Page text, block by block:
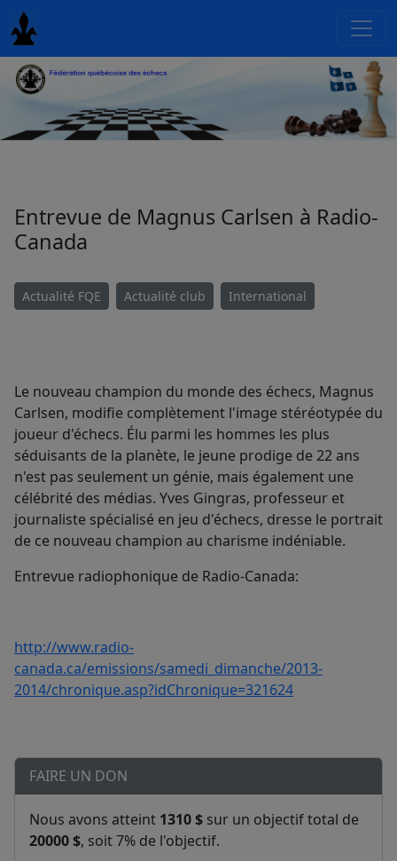
Entrevue de Magnus Carlsen à Radio-
Canada
Actualité FQE Actualité club International
Le nouveau champion du monde des échecs, Magnus
Carlsen, modifie complètement l'image stéréotypée du
joueur d'échecs. Élu parmi les hommes les plus
séduisants de la planète, le jeune prodige de 22 ans
n'est pas seulement un génie, mais également une
célébrité des médias. Yves Gingras, professeur et
journaliste spécialisé en jeu d'échecs, dresse le portrait
de ce nouveau champion au charisme indéniable.
Entrevue radiophonique de Radio-Canada:
http://www.radio-
canada.ca/emissions/samedi_dimanche/2013-
2014/chronique.asp?idChronique=321624
FAIRE UN DON
Nous avons atteint 1310 $ sur un objectif total de
20000 $, soit 7% de l'objectif.